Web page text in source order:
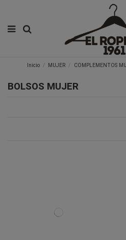
Inicio MUJER COMPLEMENTOS
BOLSOS MUJER